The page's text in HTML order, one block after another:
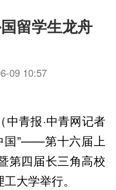
留学生龙舟
09 10:57
中青报·中青网记者
国”——第十六届上
第四届长三角高校
大学举行。